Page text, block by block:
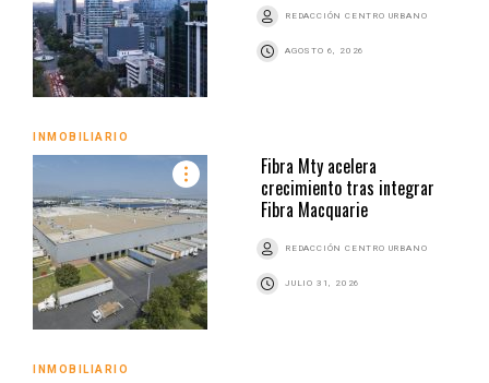
REDACCIÓN CENTRO URBANO
AGOSTO 6, 2026
INMOBILIARIO
Fibra Mty acelera
crecimiento tras integrar
Fibra Macquarie
REDACCIÓN CENTRO URBANO
JULIO 31, 2026
INMOBILIARIO